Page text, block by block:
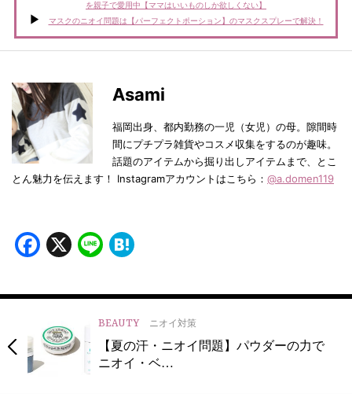
を親子で愛用中【ママはいいものしか欲しくない】
マスクのニオイ問題は【パーフェクトポーション】のマスクスプレーで解決！
Asami
福岡出身、都内勤務の一児（女児）の母。隙間時
間にプチプラ雑貨やコスメ収集をするのが趣味。
話題のアイテムから掘り出しアイテムまで、とこ
とん魅力を伝えます！ Instagramアカウントはこちら： @a.domen119
Facebook
X Line
BEAUTY ニオイ対策
【夏の汗・ニオイ問題】パウダーの力で
ニオイ・ベ…